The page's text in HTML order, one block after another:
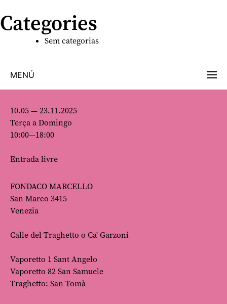
Categories
Sem categorias
MENÚ
10.05 — 23.11.2025
Terça a Domingo
10:00—18:00
Entrada livre
FONDACO MARCELLO
San Marco 3415
Venezia
Calle del Traghetto o Ca' Garzoni
Vaporetto 1 Sant Angelo
Vaporetto 82 San Samuele
Traghetto: San Tomà